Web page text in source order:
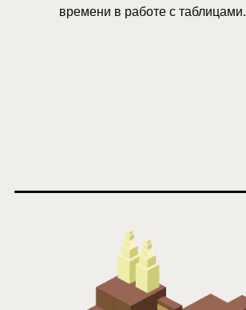
времени в работе с таблицами.